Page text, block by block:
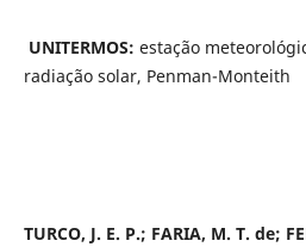
UNITERMOS: estação
radiação solar, Penman-Monteith
TURCO, J. E. P.; FARIA, M. T. de;